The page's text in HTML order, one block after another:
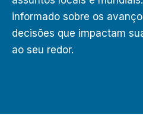
informado sobre os
decisões que impactam
ao seu redor.